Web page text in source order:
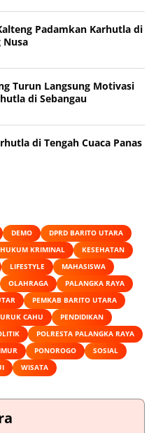
Padamkan Karhutla di
Nusa
Turun Langsung Motivasi
di Sebangau
di Tengah Cuaca Panas
DEMO
DPRD BARITO UTARA
HUKUM KRIMINAL
KESEHATAN
LIFESTYLE
MAHASISWA
OLAHRAGA
PALANGKA RAYA
PEMKAB BARITO UTARA
CAHU
PENDIDIKAN
POLRESTA PALANGKA RAYA
PONOROGO
SOSIAL
WISATA